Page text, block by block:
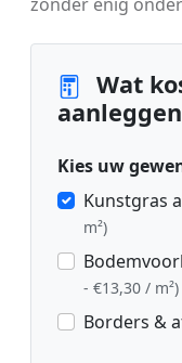
Wat
Kies uw
Kunstgras
m²)
- €13,30 / m²)
Borders &